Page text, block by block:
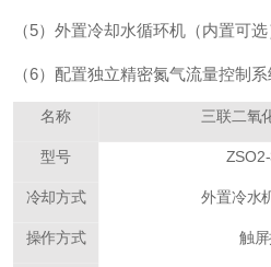
（5）外置冷却水循环机（内置可
（6）配置独立精密氮气流量控制
名称 三联二氧
型号
冷却方式 外置冷水
操作方式 触屏